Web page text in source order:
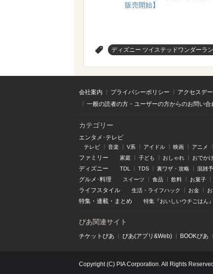
販売開始】
ディズニー ツイステッドワンダーラ
会社案内 プライバシーポリシー アクセスデ
一般の読者の方・ユーザーの方からのお問い合
カテゴリー
エンタメ･テレビ
テレビ 音楽 V系 アイドル 映画 アニメ
ファミリー 家庭 子ども おしゃれ おでか
ディズニー TDL TDS 裏ワザ・攻略 混雑
グルメ･料理 スイーツ 食品 飲料 お菓子
ライフスタイル 生活・ライフハック お金
特集 ・ 連載 ・ まとめ 特集『おいしいウチごはん』
ぴあ関連サイト
チケットぴあ ぴあ(アプリ&Web) BOOKぴあ
Copyright (C) PIA Corporation. All Rights